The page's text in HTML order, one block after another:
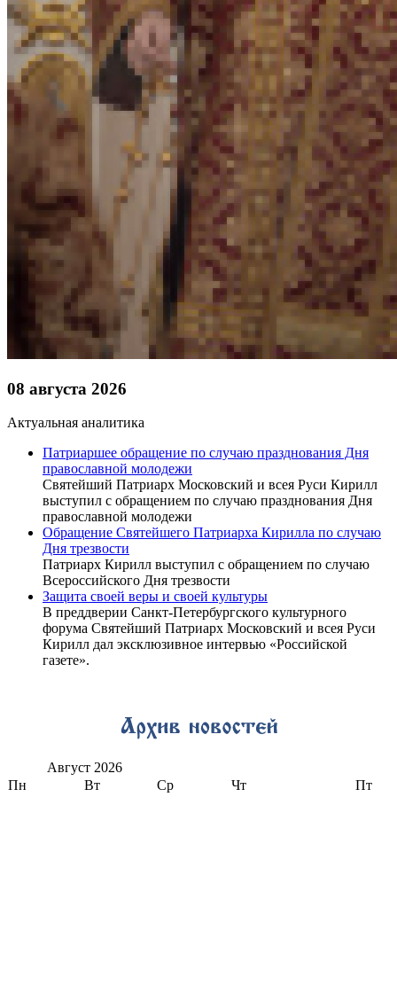
08 августа 2026
Актуальная аналитика
Патриаршее обращение по случаю празднования Дня
православной молодежи
Святейший Патриарх Московский и всея Руси Кирилл
выступил с обращением по случаю празднования Дня
православной молодежи
Обращение Святейшего Патриарха Кирилла по случаю
Дня трезвости
Патриарх Кирилл выступил с обращением по случаю
Всероссийского Дня трезвости
Защита своей веры и своей культуры
В преддверии Санкт-Петербургского культурного
форума Святейший Патриарх Московский и всея Руси
Кирилл дал эксклюзивное интервью «Российской
газете».
Август 2026
Пн
Вт Ср Чт Пт